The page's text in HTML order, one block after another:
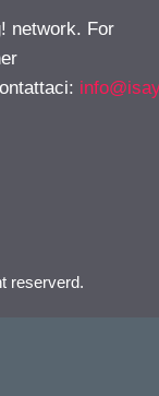
network. For
:
reserverd.